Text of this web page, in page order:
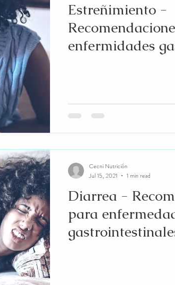
Estreñimiento -
enfermidades
Diarrea -
para
Cecni Nutrición
Jul 15, 2021
1 min read